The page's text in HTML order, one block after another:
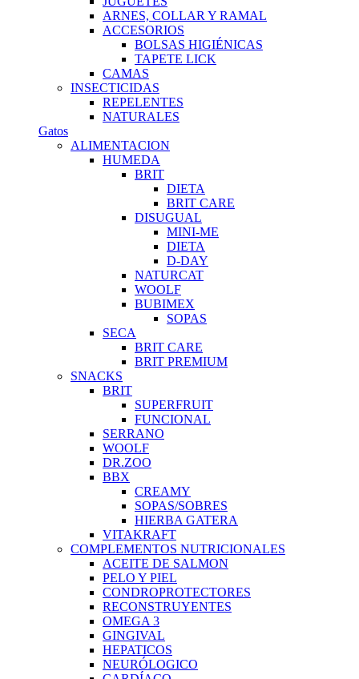
ARNES, COLLAR Y RAMAL
ACCESORIOS
BOLSAS HIGIÉNICAS
TAPETE LICK
CAMAS
INSECTICIDAS
REPELENTES
NATURALES
Gatos
ALIMENTACION
HUMEDA
BRIT
DIETA
BRIT CARE
DISUGUAL
MINI-ME
DIETA
D-DAY
NATURCAT
WOOLF
BUBIMEX
SOPAS
SECA
BRIT CARE
BRIT PREMIUM
SNACKS
BRIT
SUPERFRUIT
FUNCIONAL
SERRANO
WOOLF
DR.ZOO
BBX
CREAMY
SOPAS/SOBRES
HIERBA GATERA
VITAKRAFT
COMPLEMENTOS NUTRICIONALES
ACEITE DE SALMON
PELO Y PIEL
CONDROPROTECTORES
RECONSTRUYENTES
OMEGA 3
GINGIVAL
HEPATICOS
NEURÓLOGICO